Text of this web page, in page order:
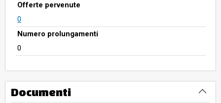
Offerte pervenute
0
Numero prolungamenti
0
Documenti